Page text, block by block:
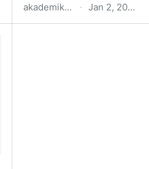
akademik.yok.gov.tr · Jan 2, 2023